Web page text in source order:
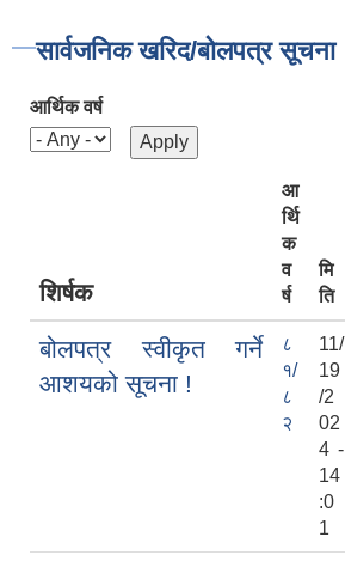
सार्वजनिक खरिद/बोलपत्र सूचना
आर्थिक वर्ष
शिर्षक
आ
र्थि
क
व
र्ष
मि
ति
बोलपत्र स्वीकृत गर्ने
आशयको सूचना !
८
१/
८
२
11/
19
/2
02
4 -
14
:0
1